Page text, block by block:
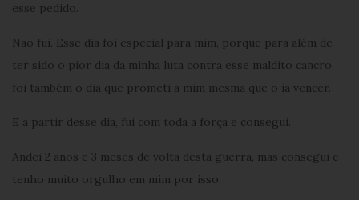
esse pedido.
Não fui. Esse dia foi especial para mim, porque para além de
ter sido o pior dia da minha luta contra esse maldito cancro,
foi também o dia que prometi a mim mesma que o ia vencer.
E a partir desse dia, fui com toda a força e consegui.
Andei 2 anos e 3 meses de volta desta guerra, mas consegui e
tenho muito orgulho em mim por isso.